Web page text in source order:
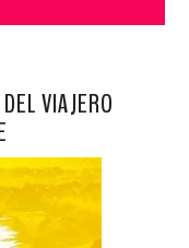
VIAJERO